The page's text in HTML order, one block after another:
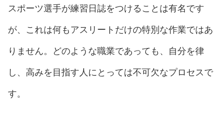
スポーツ選手が練習日誌をつけることは有名です
が、これは何もアスリートだけの特別な作業ではあ
りません。どのような職業であっても、自分を律
し、高みを目指す人にとっては不可欠なプロセスで
す。